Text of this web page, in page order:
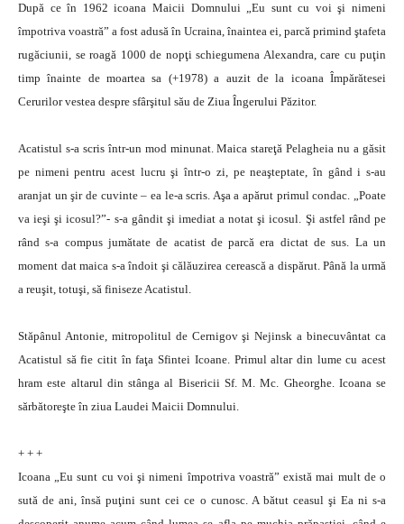
După ce în 1962 icoana Maicii Domnului „Eu sunt cu voi şi nimeni
împotriva voastră” a fost adusă în Ucraina, înaintea ei, parcă primind ştafeta
rugăciunii, se roagă 1000 de nopţi schiegumena Alexandra, care cu puţin
timp înainte de moartea sa (+1978) a auzit de la icoana Împărătesei
Cerurilor vestea despre sfârşitul său de Ziua Îngerului Păzitor.
Acatistul s-a scris într-un mod minunat. Maica stareţă Pelagheia nu a găsit
pe nimeni pentru acest lucru şi într-o zi, pe neaşteptate, în gând i s-au
aranjat un şir de cuvinte – ea le-a scris. Aşa a apărut primul condac. „Poate
va ieşi şi icosul?”- s-a gândit şi imediat a notat şi icosul. Şi astfel rând pe
rând s-a compus jumătate de acatist de parcă era dictat de sus. La un
moment dat maica s-a îndoit şi călăuzirea cerească a dispărut. Până la urmă
a reuşit, totuşi, să finiseze Acatistul.
Stăpânul Antonie, mitropolitul de Cernigov şi Nejinsk a binecuvântat ca
Acatistul să fie citit în faţa Sfintei Icoane. Primul altar din lume cu acest
hram este altarul din stânga al Bisericii Sf. M. Mc. Gheorghe. Icoana se
sărbătoreşte în ziua Laudei Maicii Domnului.
+ + +
Icoana „Eu sunt cu voi şi nimeni împotriva voastră” există mai mult de o
sută de ani, însă puţini sunt cei ce o cunosc. A bătut ceasul şi Ea ni s-a